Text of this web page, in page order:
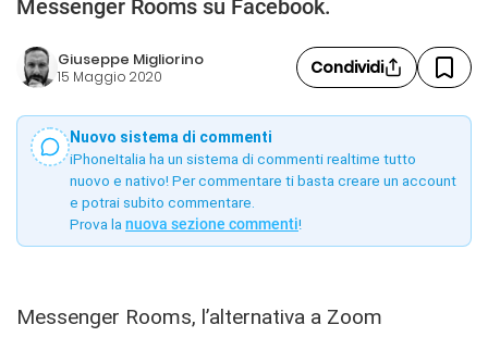
Messenger Rooms su Facebook.
Giuseppe Migliorino
15 Maggio 2020 Condividi
Nuovo sistema di commenti
iPhoneItalia ha un sistema di commenti realtime tutto
nuovo e nativo! Per commentare ti basta creare un account
e potrai subito commentare.
Prova la nuova sezione commenti!
Messenger Rooms, l’alternativa a Zoom